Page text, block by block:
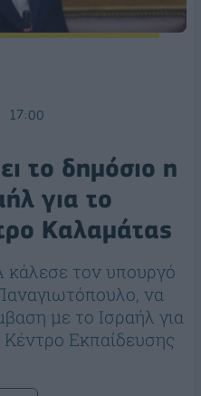
17:00
το δημόσιο η
για το
Καλαμάτας
τον υπουργό
να
με το Ισραήλ για
Εκπαίδευσης